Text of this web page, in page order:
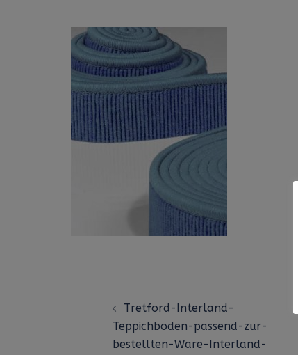
Tretford-Interland-
Teppichboden-passend-zur-
bestellten-Ware-Interland-